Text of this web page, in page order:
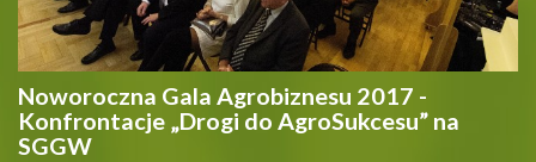
Noworoczna Gala Agrobiznesu 2017 -
Konfrontacje „Drogi do AgroSukcesu” na
SGGW